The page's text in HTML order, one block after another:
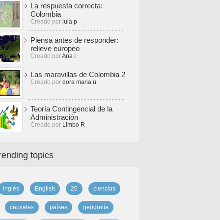
La respuesta correcta:
Colombia
Creado por lula p
Piensa antes de responder:
relieve europeo
Creado porAna I
Las maravillas de Colombia 2
Creado por dora maria u
Teoría Contingencial de la
Administración
Creado por Limbo R
topics
inglés English 20 ciencias
capitales países geografía